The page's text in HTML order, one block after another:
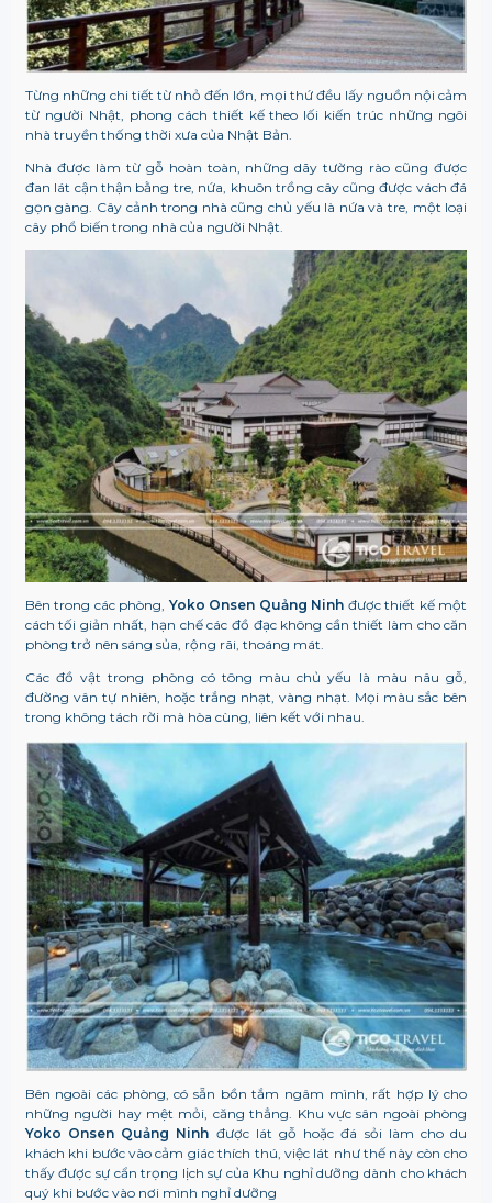
Từng những chi tiết từ nhỏ đến lớn, mọi thứ đều lấy nguồn nội cảm
từ người Nhật, phong cách thiết kế theo lối kiến trúc những ngôi
nhà truyền thống thời xưa của Nhật Bản.
Nhà được làm từ gỗ hoàn toàn, những dãy tường rào cũng được
đan lát cận thận bằng tre, nứa, khuôn trồng cây cũng được vách đá
gọn gàng. Cây cảnh trong nhà cũng chủ yếu là nứa và tre, một loại
cây phổ biến trong nhà của người Nhật.
Bên trong các phòng, Yoko Onsen Quảng Ninh được thiết kế một
cách tối giản nhất, hạn chế các đồ đạc không cần thiết làm cho căn
phòng trở nên sáng sủa, rộng rãi, thoáng mát.
Các đồ vật trong phòng có tông màu chủ yếu là màu nâu gỗ,
đường vân tự nhiên, hoặc trắng nhạt, vàng nhạt. Mọi màu sắc bên
trong không tách rời mà hòa cùng, liên kết với nhau.
Bên ngoài các phòng, có sẵn bồn tắm ngâm mình, rất hợp lý cho
những người hay mệt mỏi, căng thẳng. Khu vực sân ngoài phòng
Yoko Onsen Quảng Ninh được lát gỗ hoặc đá sỏi làm cho du
khách khi bước vào cảm giác thích thú, việc lát như thế này còn cho
thấy được sự cẩn trọng lịch sự của Khu nghỉ dưỡng dành cho khách
quý khi bước vào nơi mình nghỉ dưỡng